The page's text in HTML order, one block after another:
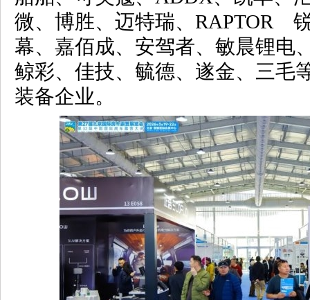
微、博胜、迈特瑞、RAPTOR
幕、嘉佰成、安驾者、敏晨锂电
鲸彩、佳技、毓德、遂金、三毛
装备企业。